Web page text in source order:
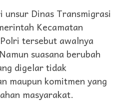
Dinas Transmigrasi
Kecamatan
tersebut awalnya
suasana berubah
digelar tidak
maupun komitmen yang
masyarakat.